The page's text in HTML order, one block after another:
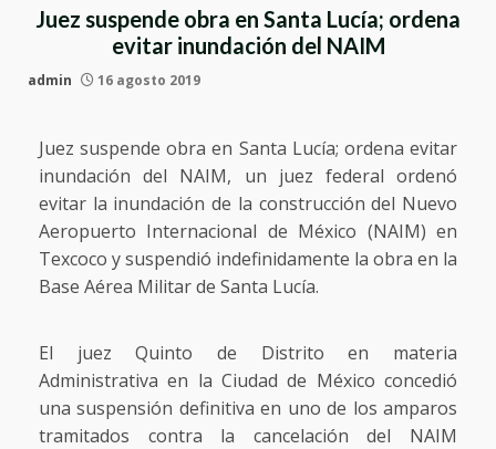
Juez suspende obra en Santa Lucía; ordena
evitar inundación del NAIM
admin 16 agosto 2019
Juez suspende obra en Santa Lucía; ordena evitar
inundación del NAIM, un juez federal ordenó
evitar la inundación de la construcción del Nuevo
Aeropuerto Internacional de México (NAIM) en
Texcoco y suspendió indefinidamente la obra en la
Base Aérea Militar de Santa Lucía.
El juez Quinto de Distrito en materia
Administrativa en la Ciudad de México concedió
una suspensión definitiva en uno de los amparos
tramitados contra la cancelación del NAIM